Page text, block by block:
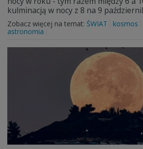
kulminacją w nocy z 8 na 9
Zobacz więcej na temat: ŚWIAT kosmos
astronomia